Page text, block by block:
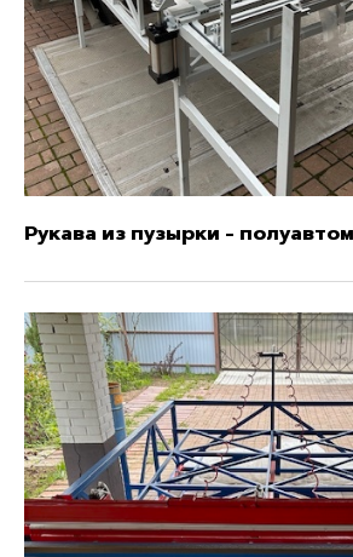
Рукава из пузырки -